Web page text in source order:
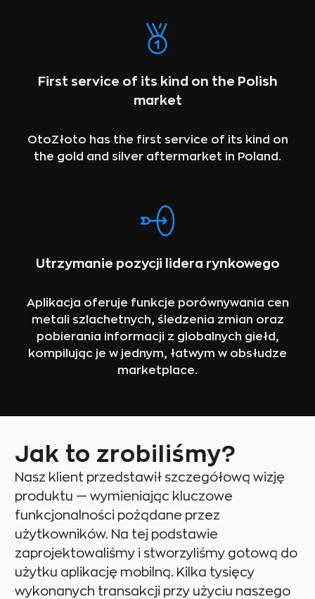
First service of its kind on the Polish
market
OtoZłoto has the first service of its kind on
the gold and silver aftermarket in Poland.
Utrzymanie pozycji lidera rynkowego
Aplikacja oferuje funkcje porównywania cen
metali szlachetnych, śledzenia zmian oraz
pobierania informacji z globalnych giełd,
kompilując je w jednym, łatwym w obsłudze
marketplace.
Jak to zrobiliśmy?
Nasz klient przedstawił szczegółową wizję
produktu — wymieniając kluczowe
funkcjonalności pożądane przez
użytkowników. Na tej podstawie
zaprojektowaliśmy i stworzyliśmy gotową do
użytku aplikację mobilną. Kilka tysięcy
wykonanych transakcji przy użyciu naszego